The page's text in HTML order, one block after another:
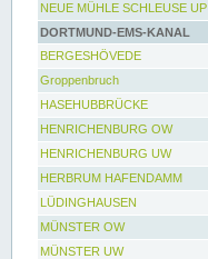
NEUE MÜHLE SCHLEUSE UP
DORTMUND-EMS-KANAL
BERGESHÖVEDE
Groppenbruch
HASEHUBBRÜCKE
HENRICHENBURG OW
HENRICHENBURG UW
HERBRUM HAFENDAMM
LÜDINGHAUSEN
MÜNSTER OW
MÜNSTER UW